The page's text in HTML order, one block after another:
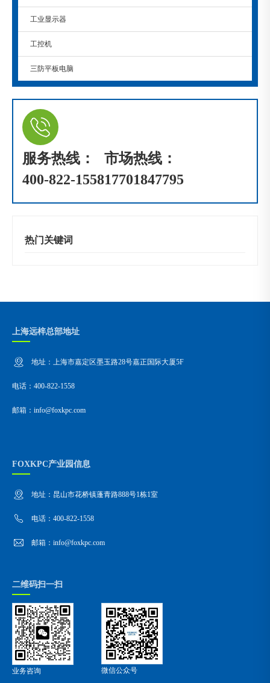
工业显示器
工控机
三防平板电脑
服务热线：
400-822-1558
市场热线：
17701847795
热门关键词
上海远梓总部地址
地址：上海市嘉定区墨玉路28号嘉正国际大厦5F
电话：400-822-1558
邮箱：info@foxkpc.com
FOXKPC产业园信息
地址：昆山市花桥镇蓬青路888号1栋1室
电话：400-822-1558
邮箱：info@foxkpc.com
二维码扫一扫
业务咨询 微信公众号